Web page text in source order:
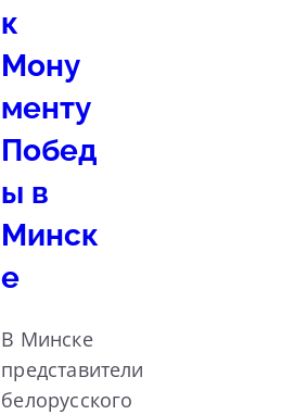
к
Мону
менту
Побед
ы в
Минск
е
В Минске
представители
белорусского